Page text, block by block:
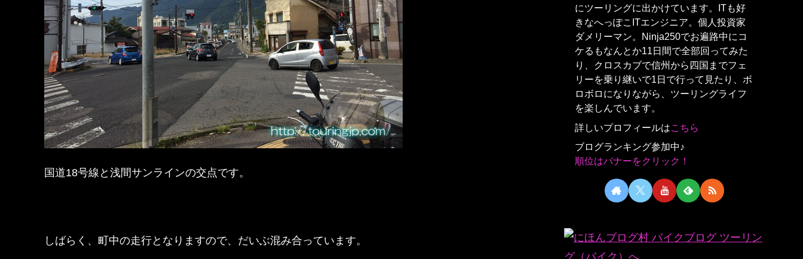
国道18号線と浅間サンラインの交点です。
しばらく、町中の走行となりますので、だいぶ混み合っています。
にツーリングに出かけています。ITも好
きなへっぽこITエンジニア。個人投資家
ダメリーマン。Ninja250でお遍路中にコ
ケるもなんとか11日間で全部回ってみた
り、クロスカブで信州から四国までフェ
リーを乗り継いで1日で行って見たり、ボ
ロボロになりながら、ツーリングライフ
を楽しんでいます。
詳しいプロフィールは こちら
ブログランキング参加中♪
順位はバナーをクリック！